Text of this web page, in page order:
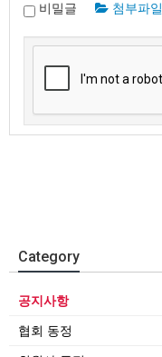
비밀글 첨부파일
Category
공지사항
협회 동정